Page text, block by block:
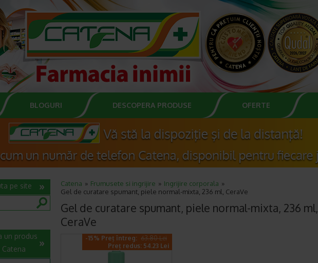
BLOGURI DESCOPERA PRODUSE OFERTE
Catena Frumusete si ingrijire
Ingrijire corporala
Gel de curatare spumant, piele normal-mixta, 236 ml, CeraVe
Gel de curatare spumant, piele normal-mixta, 236 ml,
CeraVe
-15% Preț întreg: 63.80 Lei
Preț redus: 54.23 Lei
pe site
un produs
Catena